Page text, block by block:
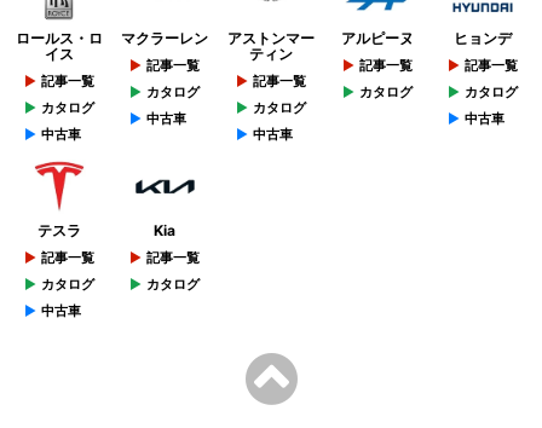
ロールス・ロ
イス
記事一覧
カタログ
中古車
マクラーレン
記事一覧
カタログ
中古車
アストンマー
ティン
記事一覧
カタログ
中古車
アルピーヌ
記事一覧
カタログ
ヒョンデ
記事一覧
カタログ
中古車
テスラ
記事一覧
カタログ
中古車
Kia
記事一覧
カタログ